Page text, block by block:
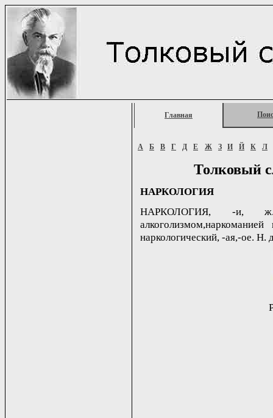
Главная
А Б В Г Д Е Ж З И Й К Л
Толковый
НАРКОЛОГИЯ
НАРКОЛОГИЯ, -и, ж.
наркологический, -ая,-ое. Н.